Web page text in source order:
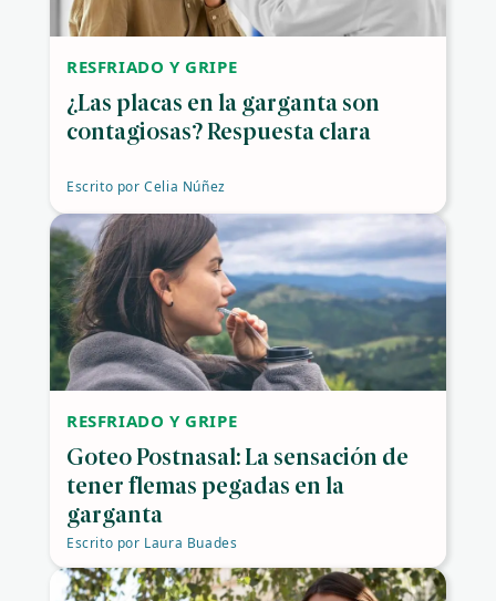
RESFRIADO Y GRIPE
¿Las placas en la garganta son
contagiosas? Respuesta clara
Escrito por Celia Núñez
RESFRIADO Y GRIPE
Goteo Postnasal: La sensación de
tener flemas pegadas en la
garganta
Escrito por Laura Buades